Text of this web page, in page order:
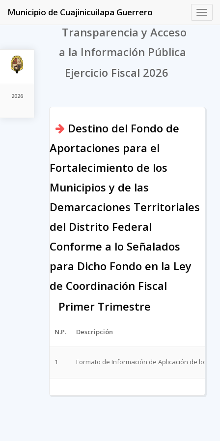
2026
Municipio de Cuajinicuilapa Guerrero
Transparencia y Acceso
a la Información Pública
Ejercicio Fiscal 2026
Destino del Fondo de
Aportaciones para el
Fortalecimiento de los
Municipios y de las
Demarcaciones Territoriales
del Distrito Federal
Conforme a lo Señalados
para Dicho Fondo en la Ley
de Coordinación Fiscal
Primer Trimestre
N.P. Descripción
1 Formato de Información de Aplicación de los